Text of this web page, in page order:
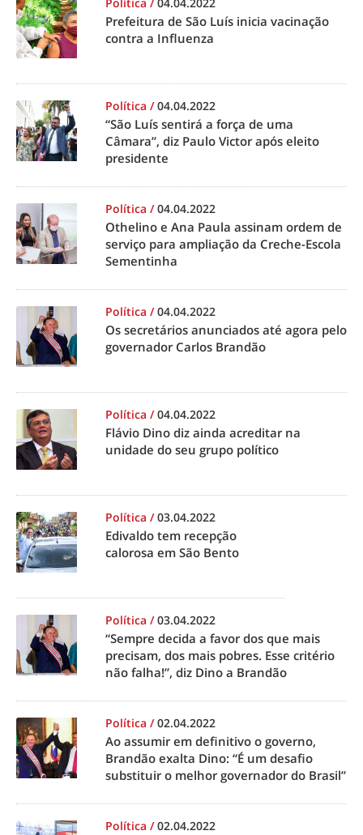
Prefeitura de São Luís inicia vacinação
contra a Influenza
Política /04.04.2022
“São Luís sentirá a força de uma
Câmara”, diz Paulo Victor após eleito
presidente
Política /04.04.2022
Othelino e Ana Paula assinam ordem de
serviço para ampliação da Creche-Escola
Sementinha
Política /04.04.2022
Os secretários anunciados até agora pelo
governador Carlos Brandão
Política /04.04.2022
Flávio Dino diz ainda acreditar na
unidade do seu grupo político
Política /03.04.2022
Edivaldo tem recepção
calorosa em São Bento
Política /03.04.2022
“Sempre decida a favor dos que mais
precisam, dos mais pobres. Esse critério
não falha!”, diz Dino a Brandão
Política /02.04.2022
Ao assumir em definitivo o governo,
Brandão exalta Dino: “É um desafio
substituir o melhor governador do Brasil”
Política /02.04.2022